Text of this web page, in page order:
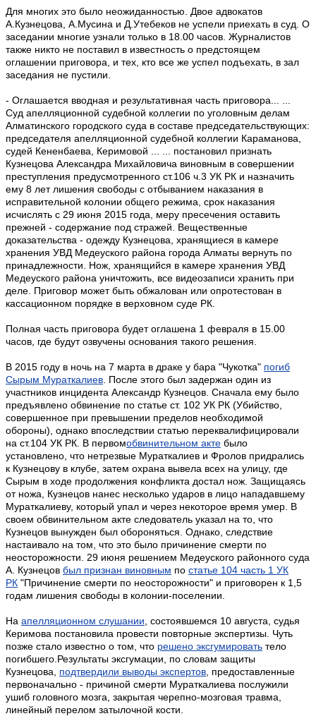
Для многих это было неожиданностью. Двое адвокатов
А.Кузнецова, А.Мусина и Д.Утебеков не успели приехать в суд. О
заседании многие узнали только в 18.00 часов. Журналистов
также никто не поставил в известность о предстоящем
оглашении приговора, и тех, кто все же успел подъехать, в зал
заседания не пустили.
- Оглашается вводная и результативная часть приговора... ...
Суд апелляционной судебной коллегии по уголовным делам
Алматинского городского суда в составе председательствующих:
председателя апелляционной судебной коллегии Караманова,
судей Кененбаева, Керимовой ... ... постановил признать
Кузнецова Александра Михайловича виновным в совершении
преступления предусмотренного ст.106 ч.3 УК РК и назначить
ему 8 лет лишения свободы с отбыванием наказания в
исправительной колонии общего режима, срок наказания
исчислять с 29 июня 2015 года, меру пресечения оставить
прежней - содержание под стражей. Вещественные
доказательства - одежду Кузнецова, хранящиеся в камере
хранения УВД Медеуского района города Алматы вернуть по
принадлежности. Нож, хранящийся в камере хранения УВД
Медеуского района уничтожить, все видеозаписи хранить при
деле. Приговор может быть обжалован или опротестован в
кассационном порядке в верховном суде РК.
Полная часть приговора будет оглашена 1 февраля в 15.00
часов, где будут озвучены основания такого решения.
В 2015 году в ночь на 7 марта в драке у бара "Чукотка" погиб
Сырым Мураткалиев . После этого был задержан один из
участников инцидента Александр Кузнецов. Сначала ему было
предъявлено обвинение по статье ст. 102 УК РК (Убийство,
совершенное при превышении пределов необходимой
обороны), однако впоследствии статью переквалифицировали
на ст.104 УК РК. В первомобвинительном акте было
установлено, что нетрезвые Мураткалиев и Фролов придрались
к Кузнецову в клубе, затем охрана вывела всех на улицу, где
Сырым в ходе продолжения конфликта достал нож. Защищаясь
от ножа, Кузнецов нанес несколько ударов в лицо нападавшему
Мураткалиеву, который упал и через некоторое время умер. В
своем обвинительном акте следователь указал на то, что
Кузнецов вынужден был обороняться. Однако, следствие
настаивало на том, что это было причинение смерти по
неосторожности. 29 июня решением Медеуского районного суда
А. Кузнецов был признан виновным по статье 104 часть 1 УК
РК "Причинение смерти по неосторожности" и приговорен к 1,5
годам лишения свободы в колонии-поселении.
На апелляционном слушании , состоявшемся 10 августа, судья
Керимова постановила провести повторные экспертизы. Чуть
позже стало известно о том, что решено эксгумировать тело
погибшего. Результаты эксгумации, по словам защиты
Кузнецова,
подтвердили выводы экспертов , предоставленные
первоначально - причиной смерти Мураткалиева послужили
ушиб головного мозга, закрытая черепно-мозговая травма,
линейный перелом затылочной кости.